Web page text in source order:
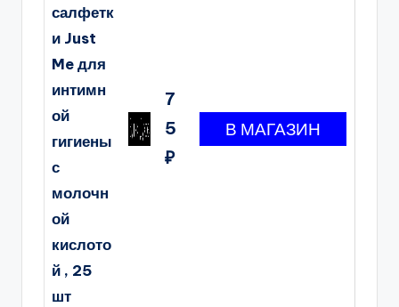
салфетк
и Just
Me для
интимн
ой
гигиены
с
молочн
ой
кислото
й , 25
шт
7
5
₽